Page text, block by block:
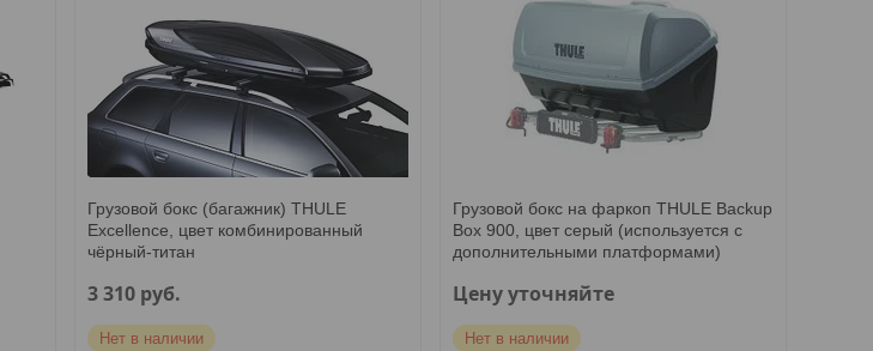
Грузовой бокс (багажник) THULE
Excellence, цвет комбинированный
чёрный-титан
3 310 руб.
Нет в наличии
Грузовой бокс на фаркоп THULE Backup
Box 900, цвет серый (используется с
дополнительными платформами)
Цену уточняйте
Нет в наличии